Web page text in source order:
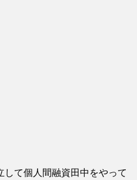
て個人間融資田中をやって